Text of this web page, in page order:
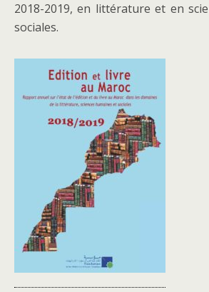
2018-2019, en littérature et en
sociales.